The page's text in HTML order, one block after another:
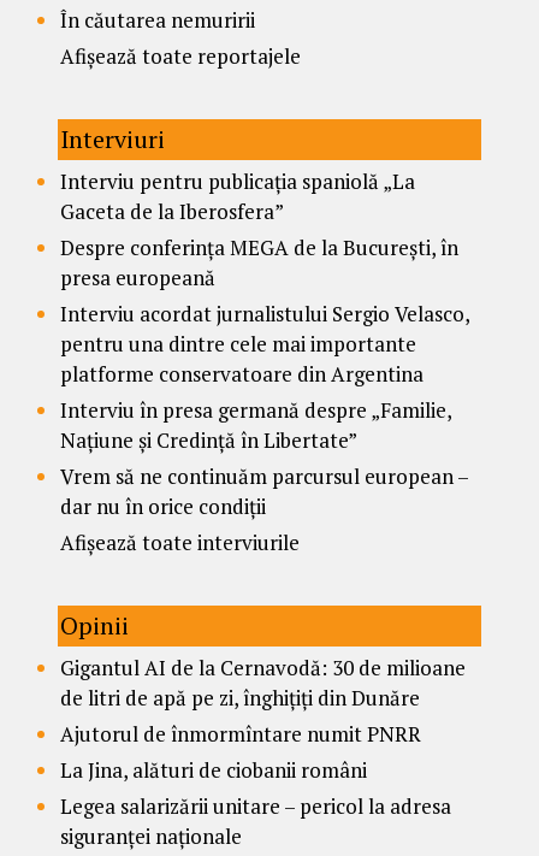
În căutarea nemuririi
Afișează toate reportajele
Interviuri
Interviu pentru publicația spaniolă „La
Gaceta de la Iberosfera”
Despre conferința MEGA de la București, în
presa europeană
Interviu acordat jurnalistului Sergio Velasco,
pentru una dintre cele mai importante
platforme conservatoare din Argentina
Interviu în presa germană despre „Familie,
Națiune și Credință în Libertate”
Vrem să ne continuăm parcursul european –
dar nu în orice condiții
Afișează toate interviurile
Opinii
Gigantul AI de la Cernavodă: 30 de milioane
de litri de apă pe zi, înghițiți din Dunăre
Ajutorul de înmormîntare numit PNRR
La Jina, alături de ciobanii români
Legea salarizării unitare – pericol la adresa
siguranței naționale